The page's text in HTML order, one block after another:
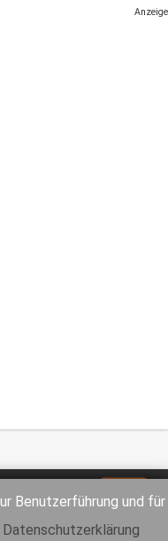
Benutzerführung und für
Datenschutzerklärung
Anzeige